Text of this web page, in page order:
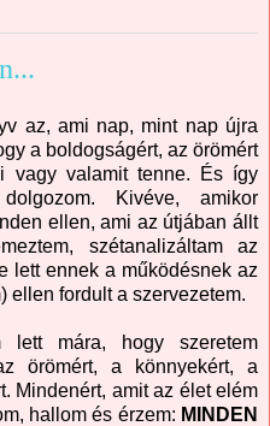
az, ami nap, mint nap újra
a boldogságért, az örömért
vagy valamit tenne. És így
Kivéve, amikor
ellen, ami az útjában állt
szétanalizáltam az
lett ennek a működésnek az
ellen fordult a szervezetem.
lett mára, hogy szeretem
örömért, a könnyekért, a
Mindenért, amit az élet elém
hallom és érzem: MINDEN